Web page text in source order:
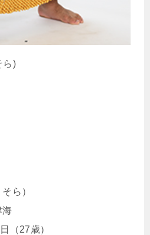
そら)
ら）
海
（27歳）